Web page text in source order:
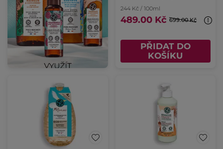
244 Kč / 100ml
489.00 Kč 699.00 Kč
PŘIDAT DO
KOŠÍKU